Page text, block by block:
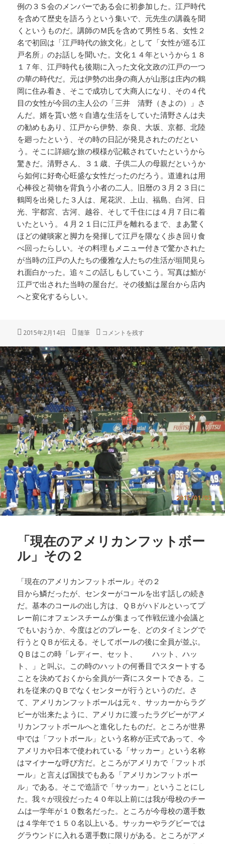
例の３Ｓ会のメンバーである会に初参加した。江戸時代
を含めて歴史を語ろうという集いで、元先生の講義を聞
くというものだ。講師のＭ氏を含めて男性５名、女性２
名で初回は「江戸時代の旅文化」として「女性が巡る江
戸名所」のお話しを聞いた。文化１４年というから１８
１７年、江戸時代も後期に入った文化文政の江戸の一つ
の華の時代だ。元は伊勢の出身の商人が山形は庄内の鶴
岡に住み着き、そこで成功して大商人になり、その４代
目の女性が今回の主人公の「三井 清野（きよの）」さ
んだ。婿を貰い悠々自適な生活をしていた清野さんは夫
の勧めもあり、江戸から伊勢、奈良、大坂、京都、北陸
を廻ったという、その時の日記が発見されたのだとい
う。そこに詳細な旅の模様が記載されていたというから
驚きだ。清野さん、３１歳、子供二人の母親だというか
ら如何に好奇心旺盛な女性だったのだろう。道連れは用
心棒役と荷物を背負う小者の二人。旧暦の３月２３日に
鶴岡を出発した３人は、尾花沢、上山、福島、白河、日
光、宇都宮、古河、越谷、そして千住には４月７日に着
いたという。４月２１日に江戸を離れるまで、まあ驚く
ほどの健啖家と脚力を発揮して江戸を隈なく歩き回り食
べ回ったらしい。その料理もメニュー付きで驚かされた
が当時の江戸の人たちの優雅な人たちの生活が垣間見ら
れ面白かった。追々この話しもしていこう。写真は鮨が
江戸で出された当時の屋台だ。その後鮨は屋台から店内
へと変化するらしい。
投
日:
2015年2月14日
カ
ゴ
リ
ー
随筆 「さいたま歴史研究会（仮称）」 に
コメントを残す
「現在のアメリカンフットボー
ル」その２
「現在のアメリカンフットボール」その２
目から鱗だったが、センターがコールを出す話しの続き
だ。基本のコールの出し方は、ＱＢがハドルといってプ
レー前にオフェンスチームが集まって作戦伝達小会議と
でもいおうか、今度はどのプレーを、どのタイミングで
行うとＱＢが伝える。そしてボールの後に全員が並ぶ。
ＱＢはこの時「レディー、セット、 ハット、ハッ
ト、」と叫ぶ。この時のハットの何番目でスタートする
ことを決めておくから全員が一斉にスタートできる。こ
れを従来のＱＢでなくセンターが行うというのだ。さ
て、アメリカンフットボールは元々、サッカーからラグ
ビーが出来たように、アメリカに渡ったラグビーがアメ
リカンフットボールへと進化したものだ。ところが世界
中では「フットボール」という名称が正式であって、今
アメリカや日本で使われている「サッカー」という名称
はマイナーな呼び方だ。ところがアメリカで「フットボ
ール」と言えば国技でもある「アメリカンフットボー
ル」である。そこで造語で「サッカー」ということにし
た。我々が現役だった４０年以上前には我が母校のチー
ムは一学年が１０数名だった。ところが今母校の選手数
は４学年で１５０名以上いる。サッカーやラグビーでは
グラウンドに入れる選手数に限りがある。ところがアメ